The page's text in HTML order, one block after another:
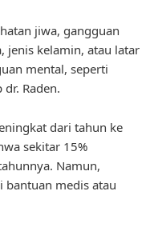
jiwa, gangguan
jenis kelamin, atau latar
mental, seperti
Raden.
dari tahun ke
sekitar 15%
Namun,
bantuan medis atau